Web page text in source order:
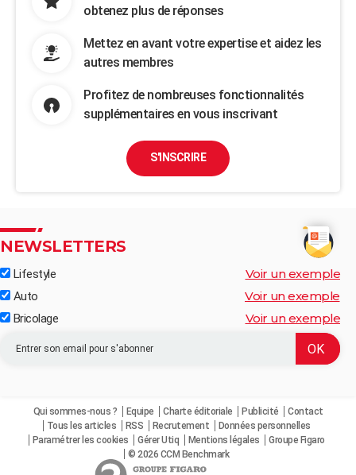
obtenez plus de réponses
Mettez en avant votre expertise et aidez les
autres membres
Profitez de nombreuses fonctionnalités
supplémentaires en vous inscrivant
S'INSCRIRE
NEWSLETTERS
Lifestyle Voir un exemple
Auto Voir un exemple
Bricolage Voir un exemple
Qui sommes-nous ? Equipe Charte éditoriale Publicité
Contact
Tous les articles
RSS Recrutement
Données personnelles
Paramétrer les cookies
Gérer Utiq Mentions légales
Groupe Figaro
© 2026 CCM Benchmark